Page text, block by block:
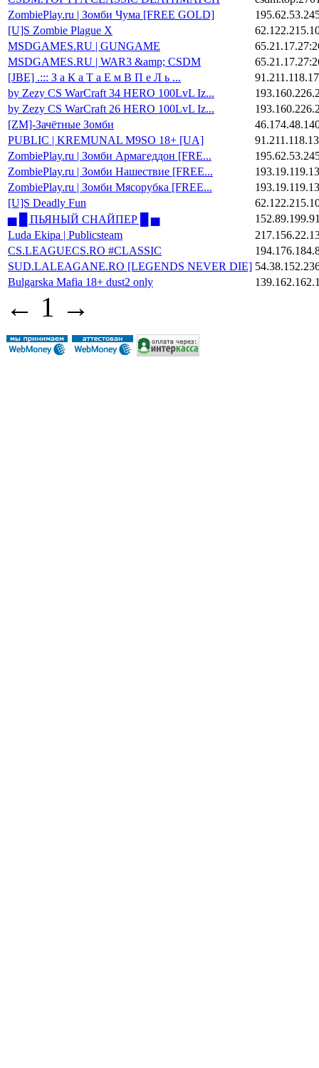
ZombiePlay.ru | Зoмби Чyмa [FREE GOLD]
[U]S Zombie Plague X
MSDGAMES.RU | GUNGAME
MSDGAMES.RU | WAR3 &amp; CSDM
[JBE] .::: З а К а Т а Е м В П е Л ь ...
by Zezy CS WarCraft 34 HERO 100LvL Iz...
by Zezy CS WarCraft 26 HERO 100LvL Iz...
[ZM]-Зачётные Зомби
PUBLIC | KREMUNAL M9SO 18+ [UA]
ZombiePlay.ru | Зoмби Apмaгeддoн [FRE...
ZombiePlay.ru | Зoмби Haшecтвиe [FREE...
ZombiePlay.ru | Зoмби Mяcopyбкa [FREE...
[U]S Deadly Fun
▅ █ ПЬЯНЫЙ СНАЙПЕР █ ▅
Luda Ekipa | Publicsteam
CS.LEAGUECS.RO #CLASSIC
SUD.LALEAGANE.RO [LEGENDS NEVER DIE]
Bulgarska Mafia 18+ dust2 only
← 1 →